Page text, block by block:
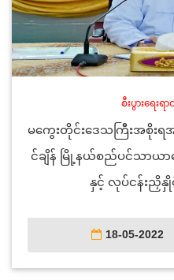
စီးပွားရေးရာ
မကွေးတိုင်းဒေသကြီးအစိုးရအဖွဲ့
င်ချိန် မြို့နယ်စည်ပင်သာယာ
နှင့် လုပ်ငန်းညှိနှို
18-05-2022